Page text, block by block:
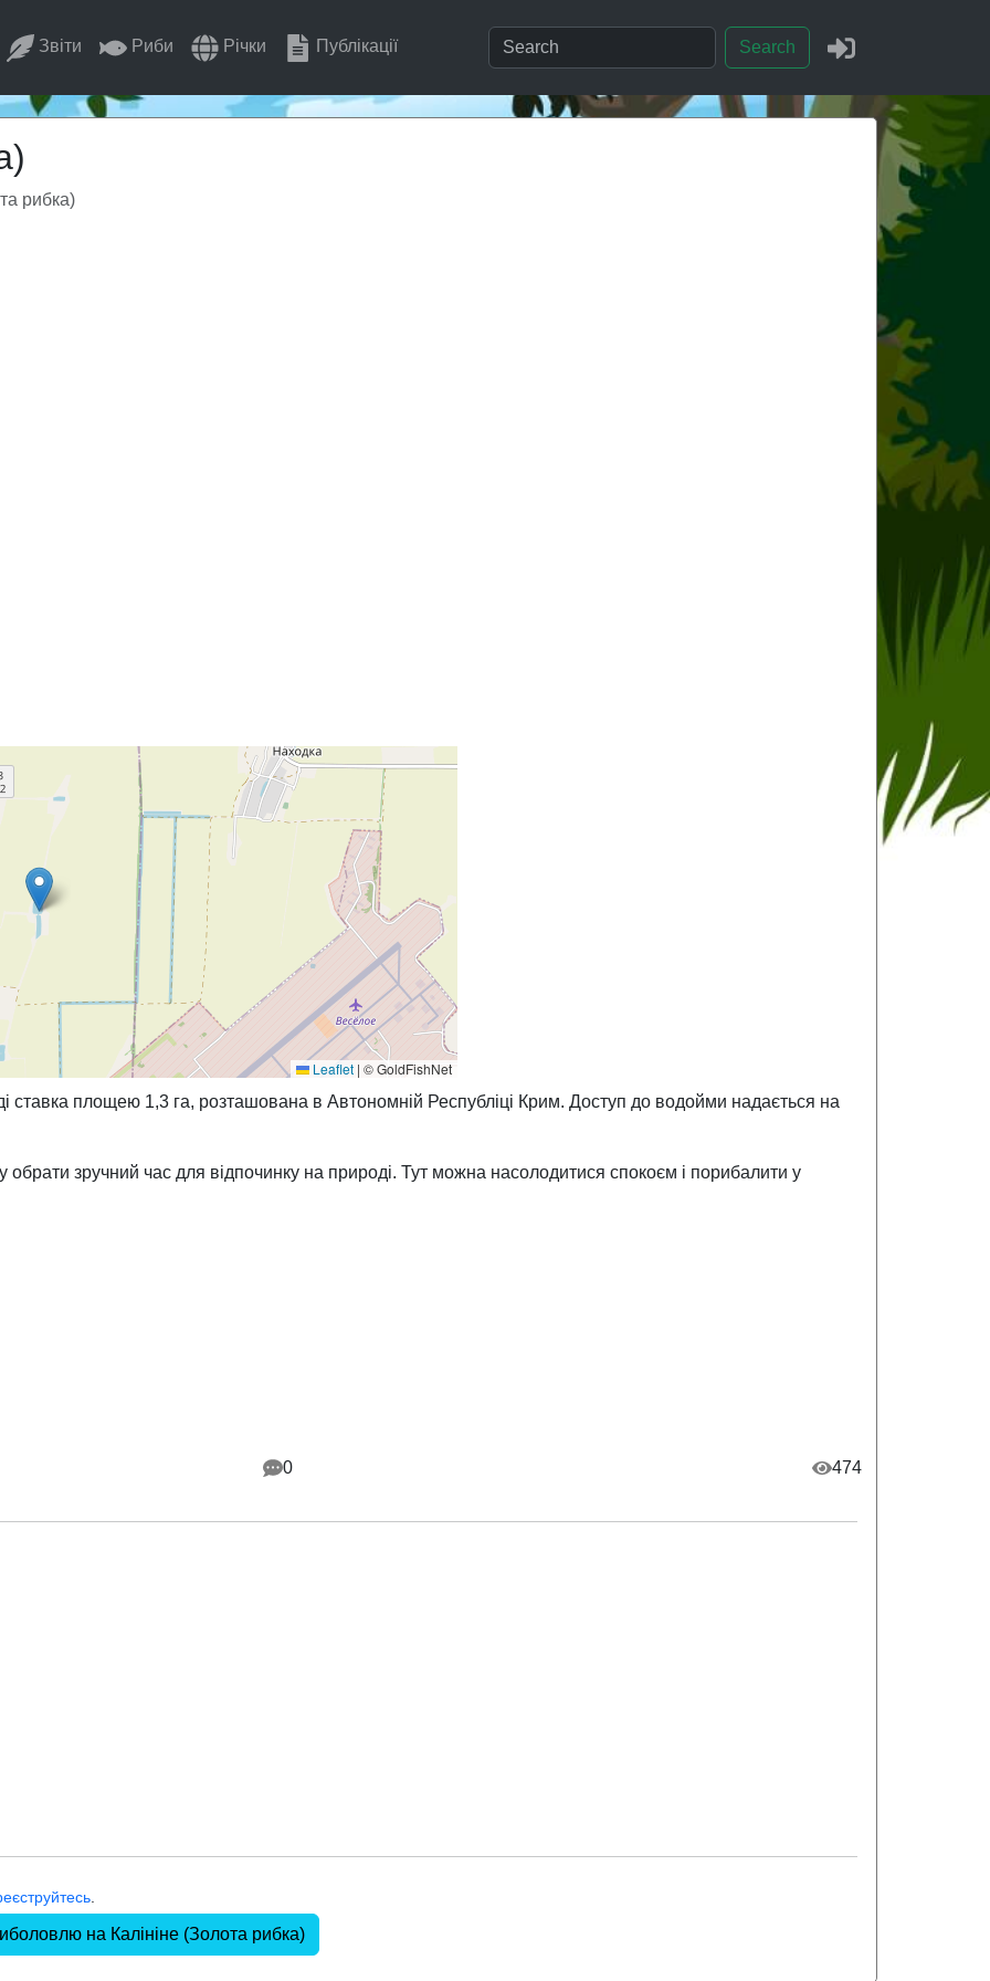
Звіти Риби Річки Публікації Search
рибка)
Leaflet | © GoldFishNet
ставка площею 1,3 га, розташована в Автономній Республіці Крим. Доступ до водойми надається на
зручний час для відпочинку на природі. Тут можна насолодитися спокоєм і порибалити у
0 474
на Калініне (Золота рибка)